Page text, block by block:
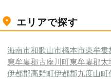
エリアで探す
海南市和歌山市橋本市東牟婁
東牟婁郡古座川町東牟婁郡太
伊都郡高野町伊都郡九度山町